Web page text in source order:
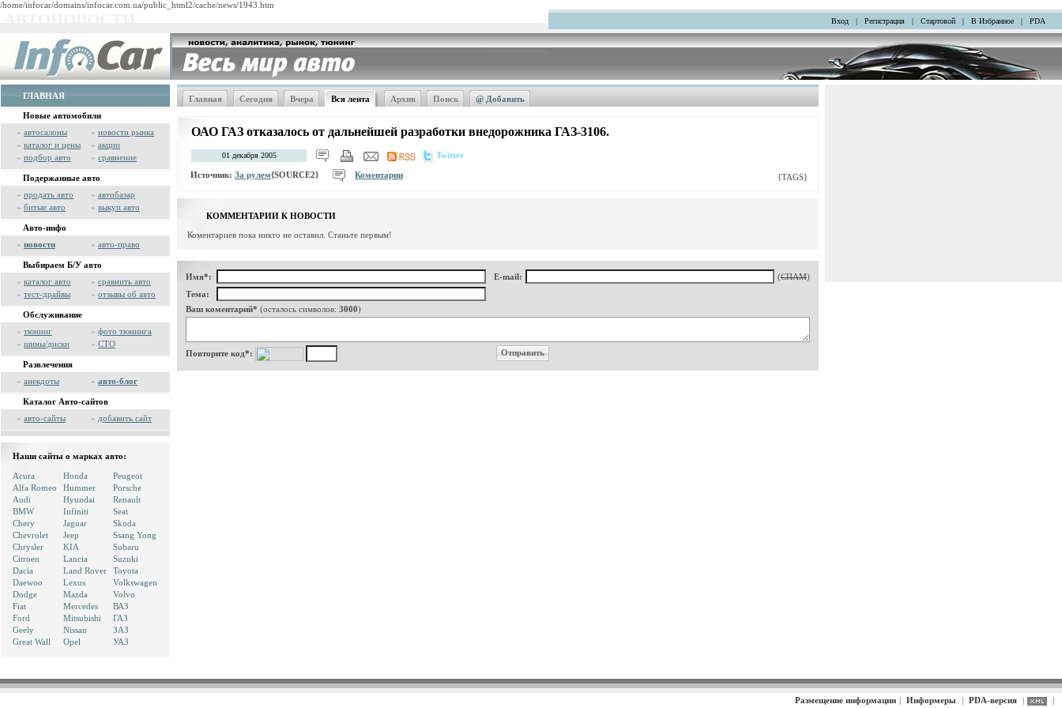
/home/infocar/domains/infocar.com.ua/public_html2/cache/news/1943.htm
Вход | Регистрация | Стартовой | В Избранное | PDA
ГЛАВНАЯ
Новые автомобили
» автосалоны » новости рынка
» каталог и цены » акции
» подбор авто » сравнение
Подержанные авто
» продать авто » автобазар
» битые авто » выкуп авто
Авто-инфо
» новости » авто-право
Выбираем Б/У авто
» каталог авто » сравнить авто
» тест-драйвы » отзывы об авто
Обслуживание
» тюнинг » фото тюнинга
» шины/диски » СТО
Развлечения
» анекдоты » авто-блог
Каталог Авто-сайтов
» авто-сайты » добавить сайт
Наши сайты о марках авто:
Acura
Alfa Romeo
Audi
BMW
Chery
Chevrolet
Chrysler
Citroen
Dacia
Daewoo
Dodge
Fiat
Ford
Geely
Great Wall
Honda
Hummer
Hyundai
Infiniti
Jaguar
Jeep
KIA
Lancia
Land Rover
Lexus
Mazda
Mercedes
Mitsubishi
Nissan
Opel
Peugeot
Porsche
Renault
Seat
Skoda
Ssang Yong
Subaru
Suzuki
Toyota
Volkswagen
Volvo
ВАЗ
ГАЗ
ЗАЗ
УАЗ
Главная Сегодня Вчера Вся лента Архив Поиск @ Добавить
ОАО ГАЗ отказалось от дальнейшей разработки внедорожника ГАЗ-3106.
01 декабря 2005 Twitter
Источник: За рулем{SOURCE2} Коментарии {TAGS}
КОММЕНТАРИИ К НОВОСТИ
Коментариев пока никто не оставил. Станьте первым!
Имя*: E-mail: (СПАМ)
Тема:
Ваш коментарий* (осталось символов: 3000)
Повторите код*:
Размещение информации | Информеры | PDA-версия | |